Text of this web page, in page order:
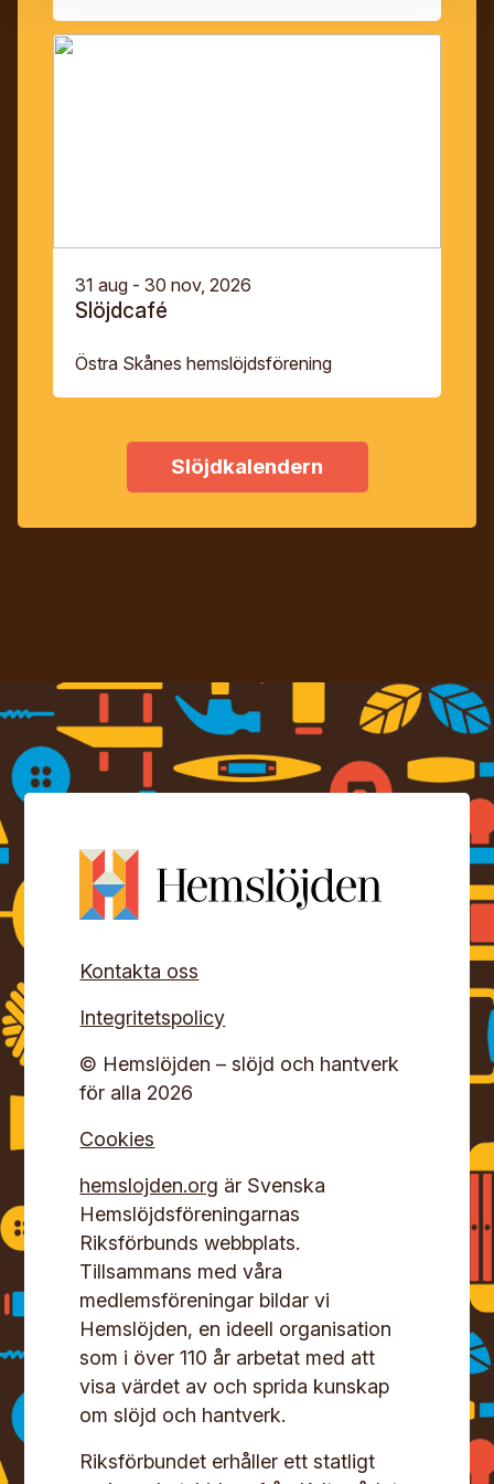
31 aug - 30 nov, 2026
Slöjdcafé
Östra Skånes hemslöjdsförening
Slöjdkalendern
Kontakta oss
Integritetspolicy
© Hemslöjden – slöjd och hantverk
för alla 2026
Cookies
hemslojden.org är Svenska
Hemslöjdsföreningarnas
Riksförbunds webbplats.
Tillsammans med våra
medlemsföreningar bildar vi
Hemslöjden, en ideell organisation
som i över 110 år arbetat med att
visa värdet av och sprida kunskap
om slöjd och hantverk.
Riksförbundet erhåller ett statligt